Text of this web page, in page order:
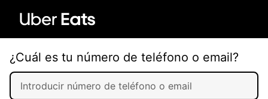
¿Cuál es tu número de teléfono o email?